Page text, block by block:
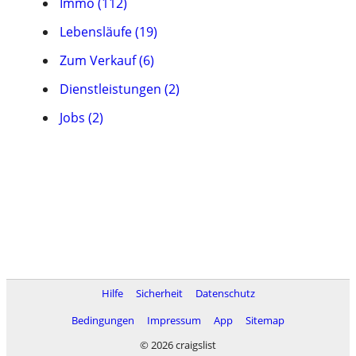
Lebensläufe (19)
Zum Verkauf (6)
Dienstleistungen (2)
Jobs (2)
Hilfe Sicherheit
Datenschutz
Bedingungen
Impressum App
Sitemap
© 2026 craigslist